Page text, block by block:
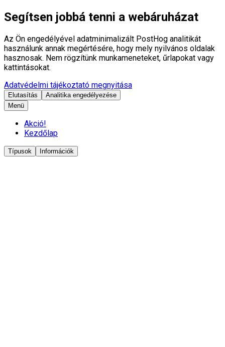
Segítsen jobbá tenni a webáruházat
Az Ön engedélyével adatminimalizált PostHog analitikát
használunk annak megértésére, hogy mely nyilvános oldalak
hasznosak. Nem rögzítünk munkameneteket, űrlapokat vagy
kattintásokat.
Adatvédelmi tájékoztató megnyitása
Elutasítás
Analitika engedélyezése
Menü
Akció!
Kezdőlap
Típusok Információk